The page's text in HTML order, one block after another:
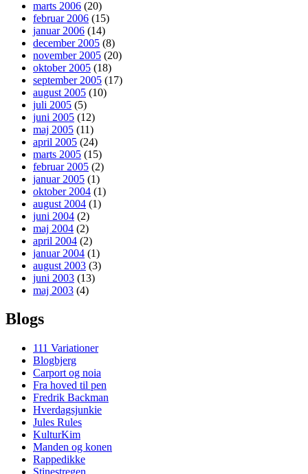
marts 2006 (20)
februar 2006 (15)
januar 2006 (14)
december 2005 (8)
november 2005 (20)
oktober 2005 (18)
september 2005 (17)
august 2005 (10)
juli 2005 (5)
juni 2005 (12)
maj 2005 (11)
april 2005 (24)
marts 2005 (15)
februar 2005 (2)
januar 2005 (1)
oktober 2004 (1)
august 2004 (1)
juni 2004 (2)
maj 2004 (2)
april 2004 (2)
januar 2004 (1)
august 2003 (3)
juni 2003 (13)
maj 2003 (4)
Blogs
111 Variationer
Blogbjerg
Carport og noia
Fra hoved til pen
Fredrik Backman
Hverdagsjunkie
Jules Rules
KulturKim
Manden og konen
Rappedikke